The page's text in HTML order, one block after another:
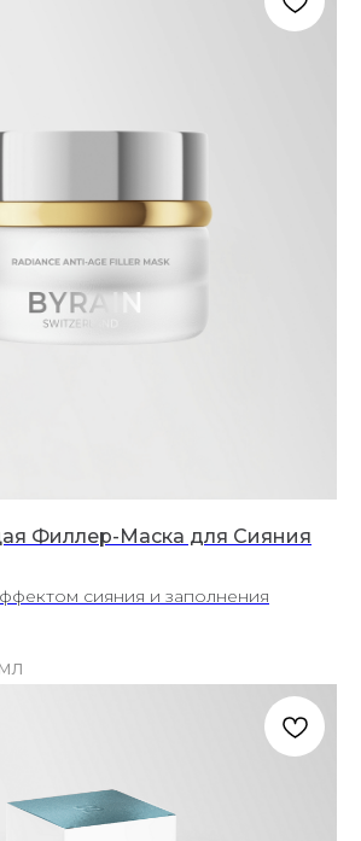
Филлер-Маска для Сияния
сияния и заполнения